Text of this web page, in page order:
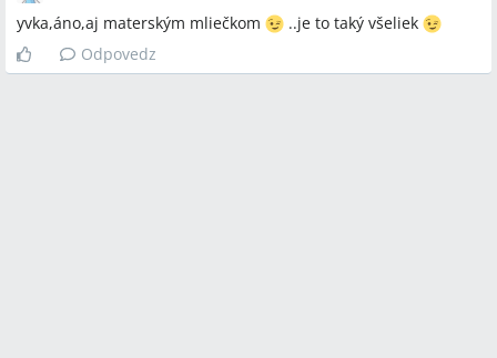
yvka,áno,aj materským mliečkom
..je to taký všeliek
Odpovedz